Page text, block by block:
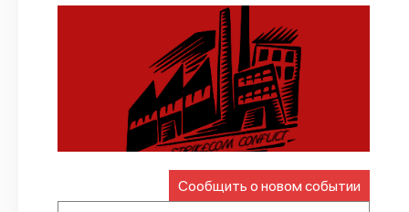
Новости
Карта событий
Трудовые конфликты
Отчеты
Предложить публикацию
API
Сообщить о новом событии